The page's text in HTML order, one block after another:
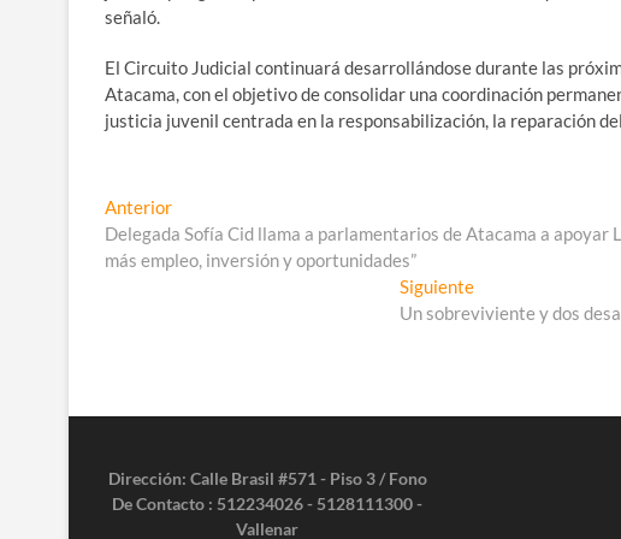
señaló.
El Circuito Judicial continuará desarrollándose durante las
Atacama, con el objetivo de consolidar una coordinación
justicia juvenil centrada en la responsabilización, la reparación
Navegación
de
AnteriorEntrada
anterior:
Delegada Sofía Cid llama a parlamentarios de Atacama a
más empleo, inversión y oportunidades”
SiguienteEntrada
siguiente:
Un sobreviviente y dos
Dirección: Calle Brasil #571 - Piso 3 / Fono
De Contacto : 512234026 - 5128111300 -
Vallenar